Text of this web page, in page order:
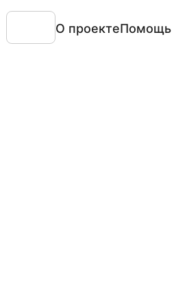
О проектеПомощь